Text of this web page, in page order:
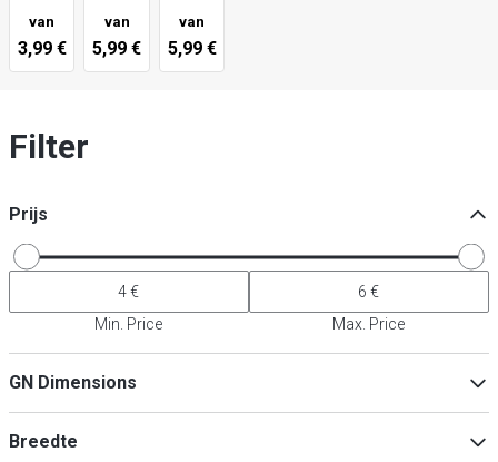
20
mm
van
3,99 €
30
mm
van
5,99 €
40
mm
van
5,99 €
Filter
Prijs
Min. Price Max. Price
GN Dimensions
1/4(1
Breedte